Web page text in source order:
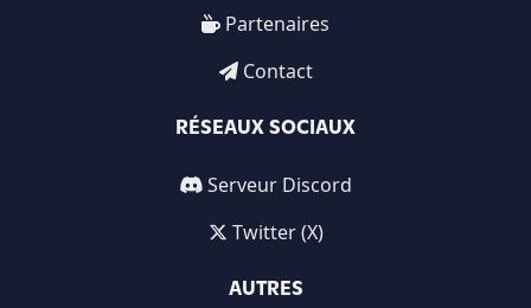
Partenaires
Contact
RÉSEAUX SOCIAUX
Serveur Discord
Twitter (X)
AUTRES